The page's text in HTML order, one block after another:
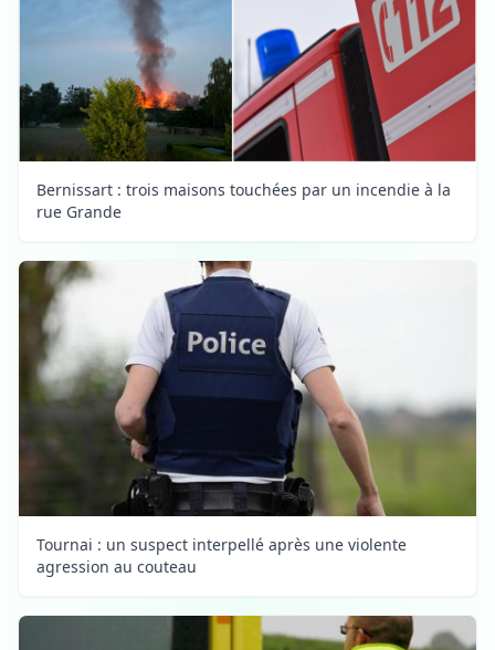
Bernissart : trois maisons touchées par un incendie à la
rue Grande
Tournai : un suspect interpellé après une violente
agression au couteau